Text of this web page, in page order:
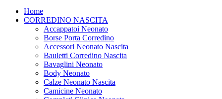
Home
CORREDINO NASCITA
Accappatoi Neonato
Borse Porta Corredino
Accessori Neonato Nascita
Bauletti Corredino Nascita
Bavaglini Neonato
Body Neonato
Calze Neonato Nascita
Camicine Neonato